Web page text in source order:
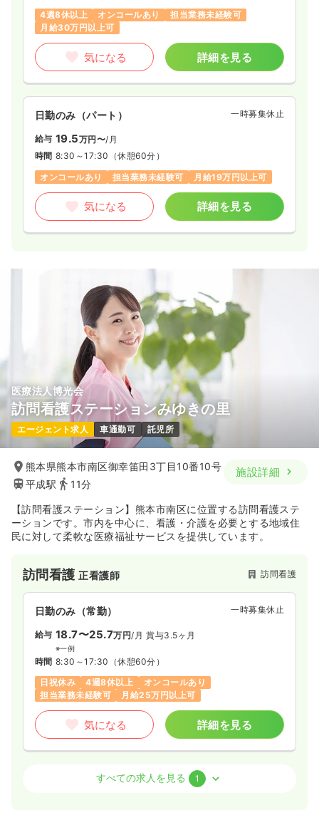
4週8休以上
オンコールあり
担当業務未経験可
月給30万円以上可
気になる 詳細を見る
日勤のみ（パート） 一時募集休止
給与 19.5万円〜/月
時間 8:30～17:30 （休憩60分）
オンコールあり
担当業務未経験可 月給19万円以上可
気になる 詳細を見る
医療法人博光会
訪問看護ステーションみゆきの里
エージェント求人 車通勤可 託児所
熊本県熊本市南区御幸笛田3丁目10番10号
平成駅
11分
施設詳細
【訪問看護ステーション】熊本市南区に位置する訪問看護ステ
ーションです。市内を中心に、看護・介護を必要とする地域住
民に対して柔軟な医療福祉サービスを提供しています。
訪問看護正看護師 訪問看護
日勤のみ（常勤） 一時募集休止
給与 18.7〜25.7万円/月 賞与3.5ヶ月
※一例
時間 8:30～17:30 （休憩60分）
日祝休み
4週8休以上
オンコールあり
担当業務未経験可
月給25万円以上可
気になる 詳細を見る
正看護師 / 管理職
すべての求人を見る 1